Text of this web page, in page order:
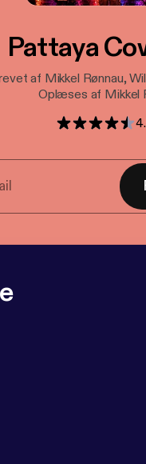
Pattaya
af Mikkel Rønnau,
Oplæses af Mikkel